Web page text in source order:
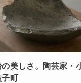
美しさ。陶芸家・
子町